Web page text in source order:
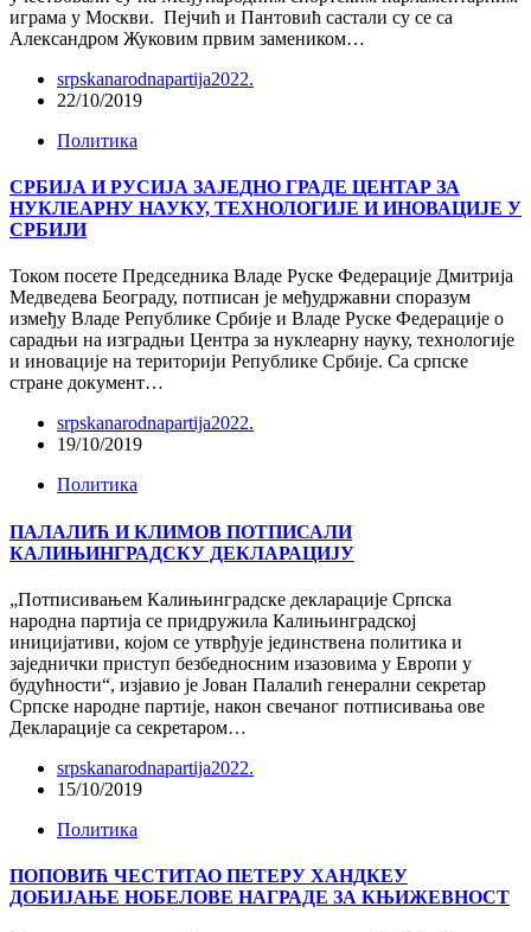
играма у Москви. Пејчић и Пантовић састали су се са
Александром Жуковим првим замеником…
srpskanarodnapartija2022.
22/10/2019
Политика
СРБИЈА И РУСИЈА ЗАЈЕДНО ГРАДЕ ЦЕНТАР ЗА
НУКЛЕАРНУ НАУКУ, ТЕХНОЛОГИЈЕ И ИНОВАЦИЈЕ У
СРБИЈИ
Током посете Председника Владе Руске Федерације Дмитрија
Медведева Београду, потписан је међудржавни споразум
између Владе Републике Србије и Владе Руске Федерације о
сарадњи на изградњи Центра за нуклеарну науку, технологије
и иновације на територији Републике Србије. Са српске
стране документ…
srpskanarodnapartija2022.
19/10/2019
Политика
ПАЛАЛИЋ И КЛИМОВ ПОТПИСАЛИ
КАЛИЊИНГРАДСКУ ДЕКЛАРАЦИЈУ
„Потписивањем Калињинградске декларације Српска
народна партија се придружила Калињинградској
иницијативи, којом се утврђује јединствена политика и
заједнички приступ безбедносним изазовима у Европи у
будућности“, изјавио је Јован Палалић генерални секретар
Српске народне партије, након свечаног потписивања ове
Декларације са секретаром…
srpskanarodnapartija2022.
15/10/2019
Политика
ПОПОВИЋ ЧЕСТИТАО ПЕТЕРУ ХАНДКЕУ
ДОБИЈАЊЕ НОБЕЛОВЕ НАГРАДЕ ЗА КЊИЖЕВНОСТ